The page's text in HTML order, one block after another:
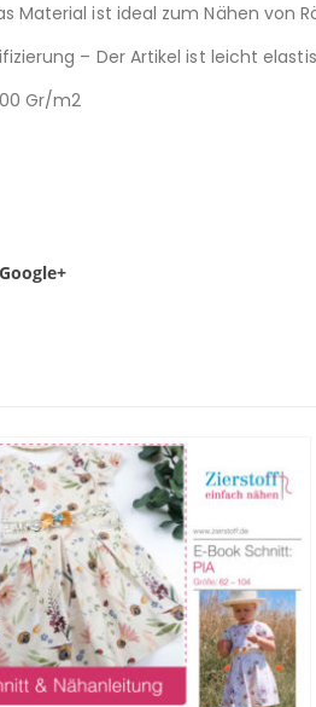
Material ist ideal zum Nähen von
– Der Artikel ist leicht
Gr/m2
Google+